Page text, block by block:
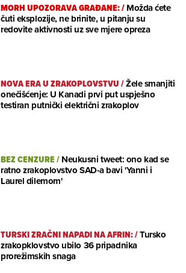
MORH UPOZORAVA GRAĐANE:/Možda ćete
čuti eksplozije, ne brinite, u pitanju su
redovite aktivnosti uz sve mjere opreza
NOVA ERA U ZRAKOPLOVSTVU/Žele smanjiti
onečišćenje: U Kanadi prvi put uspješno
testiran putnički električni zrakoplov
BEZ CENZURE/Neukusni tweet: ono kad se
ratno zrakoplovstvo SAD-a bavi 'Yanni i
Laurel dilemom'
TURSKI ZRAČNI NAPADI NA AFRIN:/Tursko
zrakopklovstvo ubilo 36 pripadnika
prorežimskih snaga